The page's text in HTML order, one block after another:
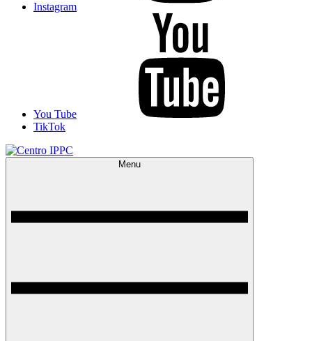
Instagram
You Tube
TikTok
Menu